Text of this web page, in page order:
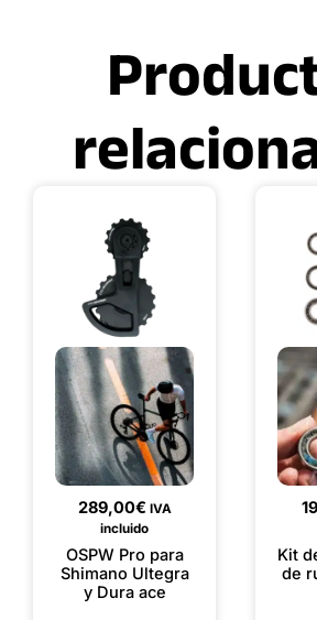
289,00€ IVA
incluido
OSPW Pro para
Shimano Ultegra
y Dura ace
Kit
de